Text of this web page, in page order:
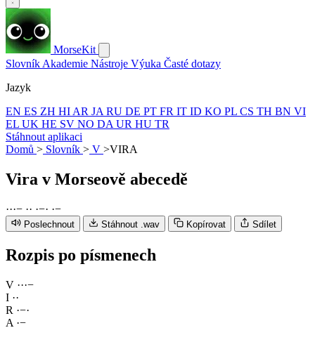
MorseKit
Slovník Akademie Nástroje Výuka Časté dotazy
Jazyk
EN ES ZH HI AR JA RU DE PT FR IT ID KO PL CS TH BN VI
EL UK HE SV NO DA UR HU TR
Stáhnout aplikaci
Domů > Slovník > V >VIRA
Vira v Morseově abecedě
···− ·· ·−· ·−
Poslechnout Stáhnout .wav Kopírovat Sdílet
Rozpis po písmenech
V ···−
I ··
R ·−·
A ·−